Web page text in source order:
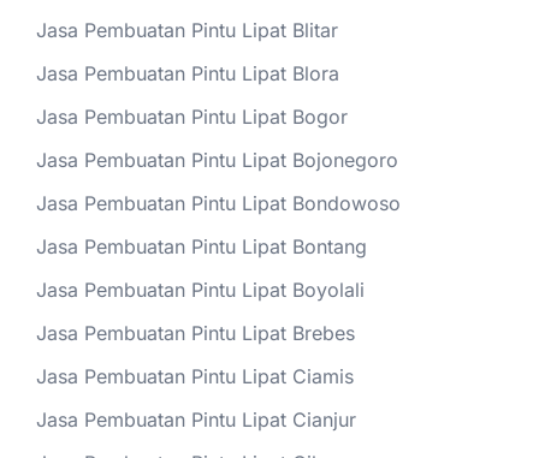
Jasa Pembuatan Pintu Lipat Blitar
Jasa Pembuatan Pintu Lipat Blora
Jasa Pembuatan Pintu Lipat Bogor
Jasa Pembuatan Pintu Lipat Bojonegoro
Jasa Pembuatan Pintu Lipat Bondowoso
Jasa Pembuatan Pintu Lipat Bontang
Jasa Pembuatan Pintu Lipat Boyolali
Jasa Pembuatan Pintu Lipat Brebes
Jasa Pembuatan Pintu Lipat Ciamis
Jasa Pembuatan Pintu Lipat Cianjur